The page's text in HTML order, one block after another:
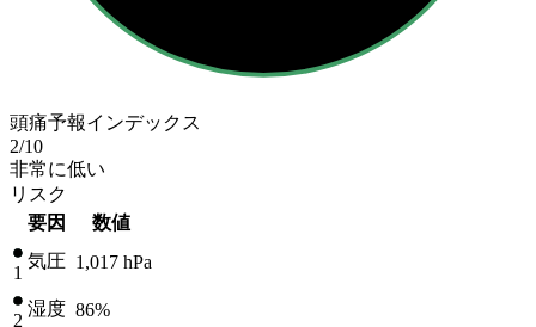
頭痛予報インデックス
2/10
非常に低い
リスク
要因
数値
1
気圧 1,017 hPa
2
湿度 86%